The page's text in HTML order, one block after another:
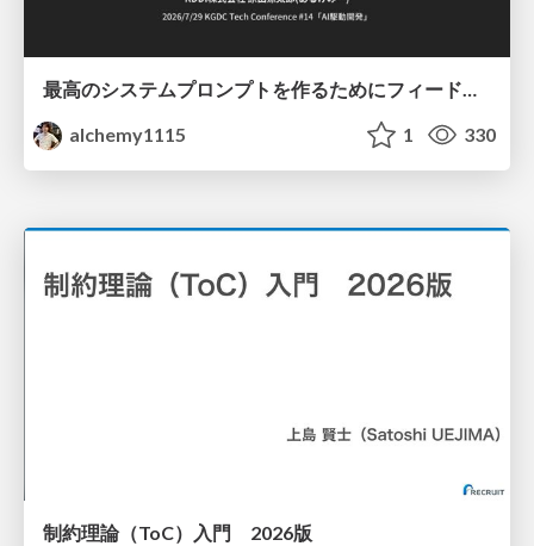
alchemy1115
1 330
制約理論（ToC）入門 2026版